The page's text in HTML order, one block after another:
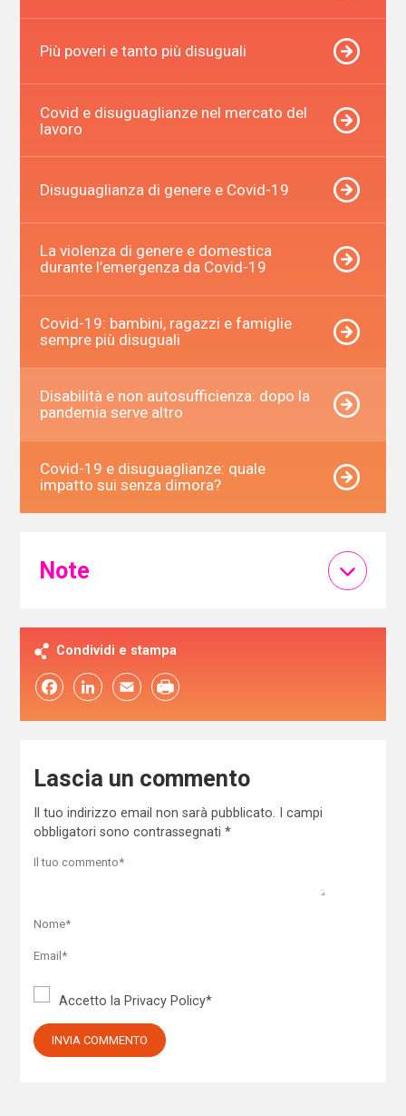
Più poveri e tanto più disuguali
Covid e disuguaglianze nel mercato del
lavoro
Disuguaglianza di genere e Covid-19
La violenza di genere e domestica
durante l’emergenza da Covid-19
Covid-19: bambini, ragazzi e famiglie
sempre più disuguali
Disabilità e non autosufficienza: dopo la
pandemia serve altro
Covid-19 e disuguaglianze: quale
impatto sui senza dimora?
Note
Condividi e stampa
FacebookLinkedIn Email
Lascia un commento
Il tuo indirizzo email non sarà pubblicato.
I campi
obbligatori sono contrassegnati *
Accetto la Privacy Policy*